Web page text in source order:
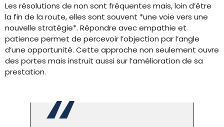
Les résolutions de non sont fréquentes mais, loin d’être
la fin de la route, elles sont souvent *une voie vers une
nouvelle stratégie*. Répondre avec empathie et
patience permet de percevoir l’objection par l’angle
d’une opportunité. Cette approche non seulement ouvre
des portes mais instruit aussi sur l’amélioration de sa
prestation.